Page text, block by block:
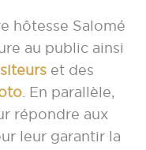
hôtesse Salomé
au public ainsi
et des
. En parallèle,
répondre aux
leur garantir la